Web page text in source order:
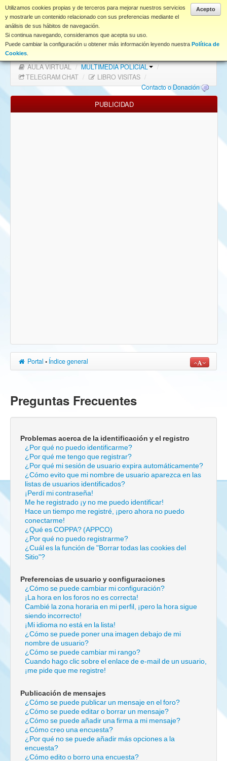
Acepto
Utilizamos cookies propias y de terceros para mejorar nuestros servicios
y mostrarle un contenido relacionado con sus preferencias mediante el
análisis de sus hábitos de navegación.
Si continua navegando, consideramos que acepta su uso.
Puede cambiar la configuración u obtener más información leyendo nuestra Política de
Cookies
www.coet.es
Portal
Índice Foros
FAQ
NORMAS FORO
Descargas
AULA VIRTUAL / MULTIMEDIA POLICIAL
/
TELEGRAM CHAT / LIBRO VISITAS /
Contacto o Donación
PUBLICIDAD
Portal • Índice general
Preguntas Frecuentes
Problemas acerca de la identificación y el registro
¿Por qué no puedo identificarme?
¿Por qué me tengo que registrar?
¿Por qué mi sesión de usuario expira automáticamente?
¿Cómo evito que mi nombre de usuario aparezca en las
listas de usuarios identificados?
¡Perdí mi contraseña!
Me he registrado ¡y no me puedo identificar!
Hace un tiempo me registré, ¡pero ahora no puedo
conectarme!
¿Qué es COPPA? (APPCO)
¿Por qué no puedo registrarme?
¿Cuál es la función de "Borrar todas las cookies del
Sitio"?
Preferencias de usuario y configuraciones
¿Cómo se puede cambiar mi configuración?
¡La hora en los foros no es correcta!
Cambié la zona horaria en mi perfil, ¡pero la hora sigue
siendo incorrecto!
¡Mi idioma no está en la lista!
¿Cómo se puede poner una imagen debajo de mi
nombre de usuario?
¿Cómo se puede cambiar mi rango?
Cuando hago clic sobre el enlace de e-mail de un usuario,
¡me pide que me registre!
Publicación de mensajes
¿Cómo se puede publicar un mensaje en el foro?
¿Cómo se puede editar o borrar un mensaje?
¿Cómo se puede añadir una firma a mi mensaje?
¿Cómo creo una encuesta?
¿Por qué no se puede añadir más opciones a la
encuesta?
¿Cómo edito o borro una encuesta?